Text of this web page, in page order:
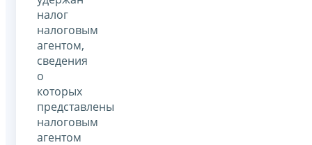
налог
налоговым
агентом,
сведения
о
которых
представлены
налоговым
агентом